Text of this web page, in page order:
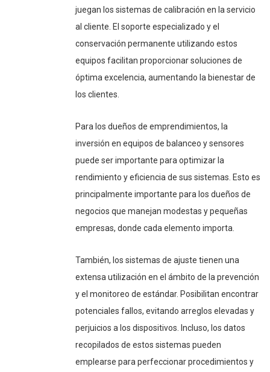
juegan los sistemas de calibración en la servicio
al cliente. El soporte especializado y el
conservación permanente utilizando estos
equipos facilitan proporcionar soluciones de
óptima excelencia, aumentando la bienestar de
los clientes.
Para los dueños de emprendimientos, la
inversión en equipos de balanceo y sensores
puede ser importante para optimizar la
rendimiento y eficiencia de sus sistemas. Esto es
principalmente importante para los dueños de
negocios que manejan modestas y pequeñas
empresas, donde cada elemento importa.
También, los sistemas de ajuste tienen una
extensa utilización en el ámbito de la prevención
y el monitoreo de estándar. Posibilitan encontrar
potenciales fallos, evitando arreglos elevadas y
perjuicios a los dispositivos. Incluso, los datos
recopilados de estos sistemas pueden
emplearse para perfeccionar procedimientos y